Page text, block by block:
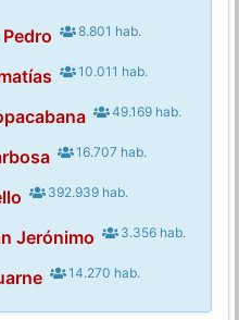
8.801 hab.
10.011 hab.
49.169 hab.
16.707 hab.
392.939 hab.
Jerónimo 3.356 hab.
14.270 hab.